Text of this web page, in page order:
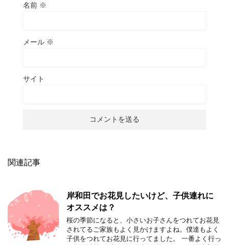
名前 ※
メール ※
サイト
関連記事
岸和田でお花見したいけど、子供連れに
オススメは？
桜の季節になると、小さいお子さんをつれてお花見
されてるご家族もよく見かけますよね。僕達もよく
子供をつれてお花見に行ってました。 一番よく行っ